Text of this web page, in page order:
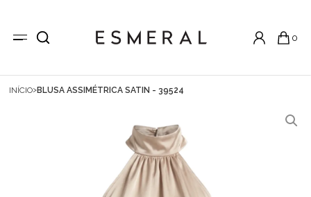
0
INÍCIO BLUSA ASSIMÉTRICA SATIN - 39524